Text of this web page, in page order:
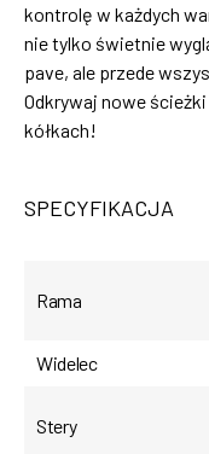
kontrolę w każdych
nie tylko świetnie
pave, ale przede
Odkrywaj nowe
kółkach!
SPECYFIKACJA
Rama
Widelec
Stery